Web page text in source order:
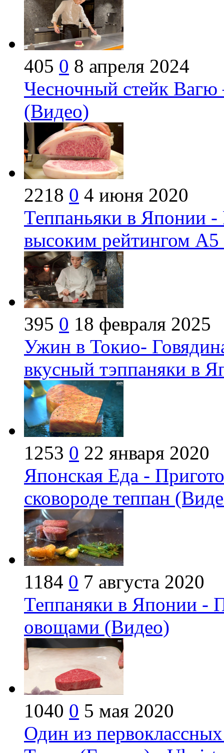
405 0 8 апреля 2024
Чесночный стейк Вагю
(Видео)
2218 0 4 июня 2020
Теппаньяки в Японии -
высоким рейтингом
395 0 18 февраля 2025
Ужин в Токио-
вкусный тэппаняки в
1253 0 22 января 2020
Японская Еда -
сковороде теппан
1184 0 7 августа 2020
Теппаняки в Японии -
овощами (Видео)
1040 0 5 мая 2020
Один из